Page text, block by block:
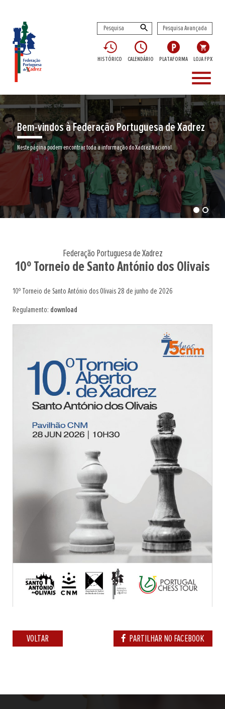
Pesquisa Avançada
HISTÓRICO CALENDÁRIO PLATAFORMA LOJA FPX
menu
Bem-vindos à Federação Portuguesa de Xadrez
Neste página podem encontrar toda a informação do Xadrez Nacional.
Federação Portuguesa de Xadrez
10º Torneio de Santo António dos Olivais
10º Torneio de Santo António dos Olivais 28 de junho de 2026
Regulamento: download
PARTILHAR NO FACEBOOK
VOLTAR